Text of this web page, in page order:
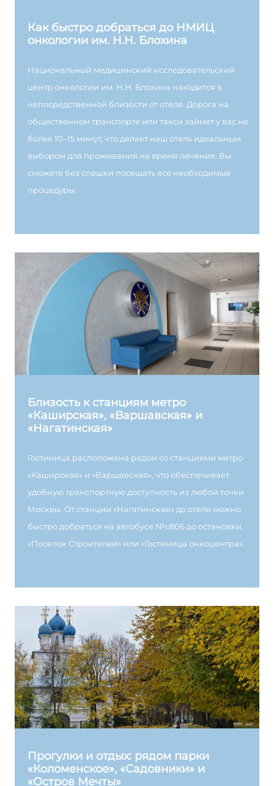
Как быстро добраться до НМИЦ
онкологии им. Н.Н. Блохина
Национальный медицинский исследовательский
центр онкологии им. Н.Н. Блохина находится в
непосредственной близости от отеля. Дорога на
общественном транспорте или такси займет у вас не
более 10–15 минут, что делает наш отель идеальным
выбором для проживания на время лечения. Вы
сможете без спешки посещать все необходимые
процедуры.
Близость к станциям метро
«Каширская», «Варшавская» и
«Нагатинская»
Гостиница расположена рядом со станциями метро
«Каширская» и «Варшавская», что обеспечивает
удобную транспортную доступность из любой точки
Москвы. От станции «Нагатинская» до отеля можно
быстро добраться на автобусе №с806 до остановки
«Поселок Строителей» или «Гостиница онкоцентра».
Прогулки и отдых: рядом парки
«Коломенское», «Садовники» и
«Остров Мечты»